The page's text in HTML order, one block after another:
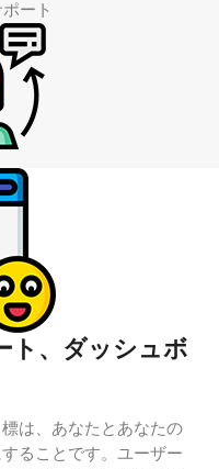
ート
ト、ダッシュボ
は、あなたとあなたの
ることです。ユーザー